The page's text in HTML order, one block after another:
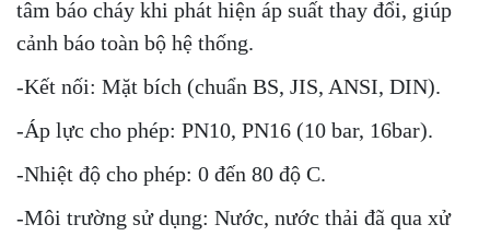
tâm báo cháy khi phát hiện áp suất thay đổi, giúp
cảnh báo toàn bộ hệ thống.
-Kết nối: Mặt bích (chuẩn BS, JIS, ANSI, DIN).
-Áp lực cho phép: PN10, PN16 (10 bar, 16bar).
-Nhiệt độ cho phép: 0 đến 80 độ C.
-Môi trường sử dụng: Nước, nước thải đã qua xử